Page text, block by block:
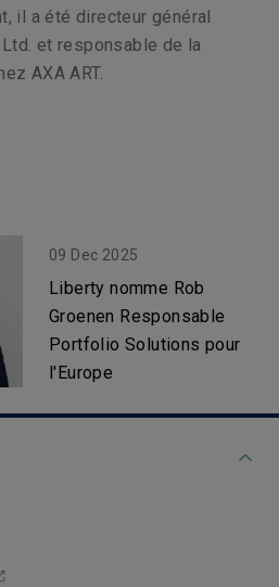
il a été directeur général
et responsable de la
AXA ART.
09 Dec 2025
Liberty nomme Rob
Groenen Responsable
Portfolio Solutions pour
l'Europe